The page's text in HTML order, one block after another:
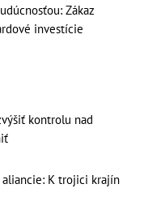
Zákaz
investície
kontrolu nad
aliancie: K trojici krajín